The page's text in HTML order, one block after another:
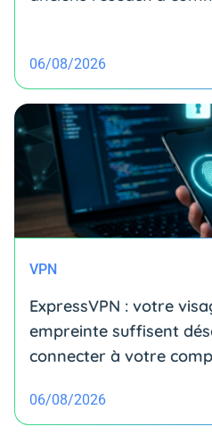
06/08/2026
VPN
ExpressVPN : votre
empreinte suffisent
connecter à votre
06/08/2026